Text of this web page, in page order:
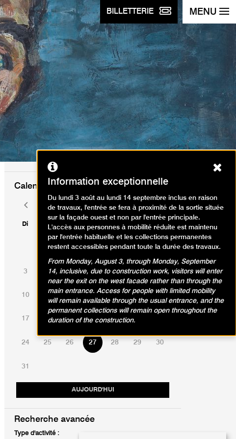
BILLETTERIE MENU
Calendrier des événements
mai 2026
Di Lu Ma Ve Sa
AUJOURD'HUI
1 2
3 4 5 6 7 8 9
10 11 12 13 14 15 16
17 18 19 20 21 22
24 25 26 27 28 29 30
31
Mois
précédent
Mois
suivant
Recherche avancée
Type d'activité :
Information exceptionnelle
Du lundi 3 août au lundi 14 septembre inclus en raison
de travaux, l'entrée se fera à proximité de la sortie située
sur la façade ouest et non par l'entrée principale.
L'accès aux personnes à mobilité réduite est maintenu
par l'entrée habituelle et les collections permanentes
restent accessibles pendant toute la durée des travaux.
From Monday, August 3, through Monday, September
14, inclusive, due to construction work, visitors will enter
near the exit on the west facade rather than through the
main entrance. Access for people with limited mobility
will remain available through the usual entrance, and the
permanent collections will remain open throughout the
duration of the construction.